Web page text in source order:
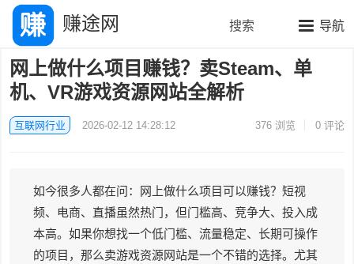
赚途网 导航
搜索
网上做什么项目赚钱？卖Steam、单
机、VR游戏资源网站全解析
互联网行业 2026-02-12 14:28:12 376浏览 0 评论
如今很多人都在问：网上做什么项目可以赚钱？短视
频、电商、直播虽然热门，但门槛高、竞争大、投入成
本高。如果你想找一个低门槛、流量稳定、长期可操作
的项目，那么卖游戏资源网站是一个不错的选择。尤其